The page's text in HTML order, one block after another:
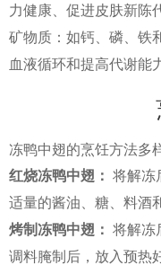
力健康、促进皮肤新陈
矿物质：如钙、磷、铁
血液循环和提高代谢能
冻鸭中翅的烹饪方法多
红烧冻鸭中翅： 将解冻
适量的酱油、糖、料酒
烤制冻鸭中翅： 将解冻
调料腌制后，放入预热